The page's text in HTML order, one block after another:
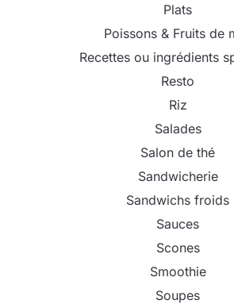
Plats
Poissons & Fruits de
Recettes ou ingrédients
Resto
Riz
Salades
Salon de thé
Sandwicherie
Sandwichs froids
Sauces
Scones
Smoothie
Soupes